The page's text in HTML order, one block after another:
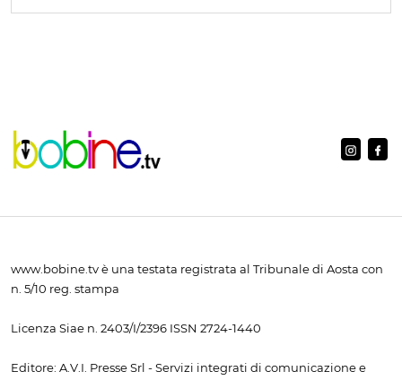
www.bobine.tv è una testata registrata al Tribunale di Aosta con
n. 5/10 reg. stampa
Licenza Siae n. 2403/I/2396 ISSN 2724-1440
Editore: A.V.I. Presse Srl - Servizi integrati di comunicazione e